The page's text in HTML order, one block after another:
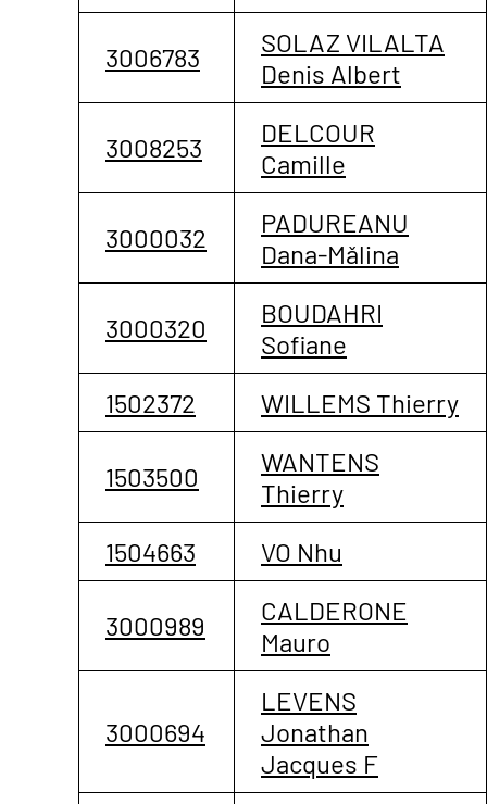
3006783
SOLAZ VILALTA
Denis Albert
3008253
DELCOUR
Camille
3000032
PADUREANU
Dana-Mǎlina
3000320
BOUDAHRI
Sofiane
1502372
WILLEMS Thierry
1503500
WANTENS
Thierry
1504663
VO Nhu
3000989
CALDERONE
Mauro
3000694
LEVENS
Jonathan
Jacques F